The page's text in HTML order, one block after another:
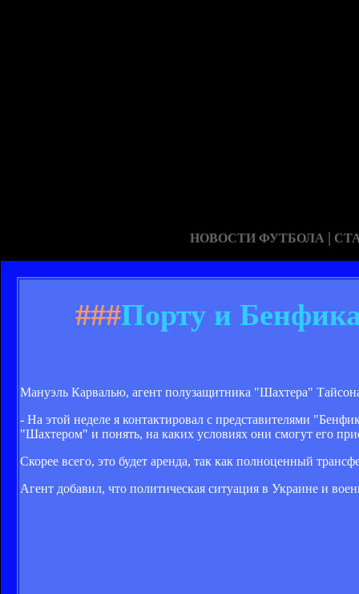
НОВОСТИ ФУТБОЛА |
###Порту и
Мануэль Карвалью, агент полузащитника "Шахтера"
- На этой неделе я контактировал с представителями
"Шахтером" и понять, на каких условиях они смогут его
Скорее всего, это будет аренда, так как полноценный
Агент добавил, что политическая ситуация в Украине и